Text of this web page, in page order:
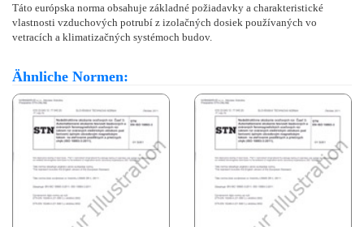
Táto európska norma obsahuje základné požiadavky a charakteristické
vlastnosti vzduchových potrubí z izolačných dosiek používaných vo
vetracích a klimatizačných systémoch budov.
Ähnliche Normen: